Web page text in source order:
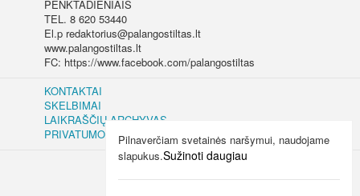
PENKTADIENIAIS
TEL. 8 620 53440
El.p redaktorius@palangostiltas.lt
www.palangostiltas.lt
FC: https://www.facebook.com/palangostiltas
KONTAKTAI
SKELBIMAI
LAIKRAŠČIŲ ARCHYVAS
PRIVATUMO IR SLAPUKŲ POLITIKA
Pilnaverčiam svetainės naršymui, naudojame
slapukus.Sužinoti daugiau